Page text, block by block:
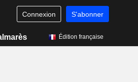
Connexion S'abonner
Édition française